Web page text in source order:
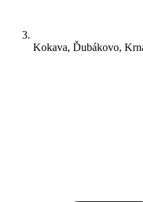
Kokava, Ďubákovo,